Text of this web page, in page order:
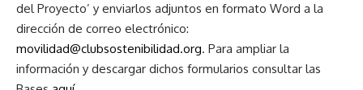
del Proyecto’ y enviarlos adjuntos en formato Word a la
dirección de correo electrónico:
movilidad@clubsostenibilidad.org. Para ampliar la
información y descargar dichos formularios consultar las